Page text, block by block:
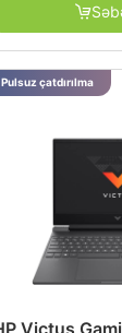
Victus
Pulsuz çatdırılma